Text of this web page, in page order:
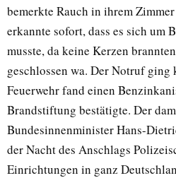
bemerkte Rauch in ihrem
erkannte sofort, dass es sich um
musste, da keine Kerzen
geschlossen wa. Der Notruf
Feuerwehr fand einen
Brandstiftung bestätigte. Der
Bundesinnenminister Hans-
der Nacht des Anschlags
Einrichtungen in ganz